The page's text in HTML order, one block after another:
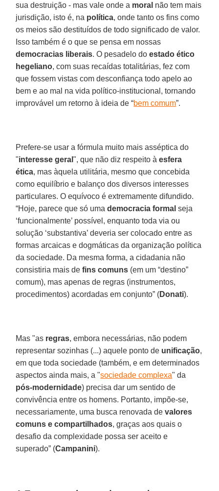
sua destruição - mas vale onde a moral não tem mais
jurisdição, isto é, na política, onde tanto os fins como
os meios são destituídos de todo significado de valor.
Isso também é o que se pensa em nossas
democracias liberais. O pesadelo doestado ético
hegeliano, com suas recaídas totalitárias, fez com
que fossem vistas com desconfiança todo apelo ao
bem e ao mal na vida político-institucional, tornando
improvável um retorno à ideia de “bem comum”.
Prefere-se usar a fórmula muito mais asséptica do
"interesse geral", que não diz respeito àesfera
ética, mas àquela utilitária, mesmo que concebida
como equilíbrio e balanço dos diversos interesses
particulares. O equívoco é extremamente difundido.
“Hoje, parece que só umademocracia formal seja
‘funcionalmente’ possível, enquanto toda via ou
solução ‘substantiva’ deveria ser colocado entre as
formas arcaicas e dogmáticas da organização política
da sociedade. Da mesma forma, a cidadania não
consistiria mais defins comuns (em um “destino”
comum), mas apenas de regras (instrumentos,
procedimentos) acordadas em conjunto” (Donati).
Mas "as regras, embora necessárias, não podem
representar sozinhas (...) aquele ponto de unificação,
em que toda sociedade (também, e em determinados
aspectos ainda mais, a "sociedade complexa" da
pós-modernidade) precisa dar um sentido de
convivência entre os homens. Portanto, impõe-se,
necessariamente, uma busca renovada devalores
comuns e compartilhados, graças aos quais o
desafio da complexidade possa ser aceito e
superado” (Campanini).